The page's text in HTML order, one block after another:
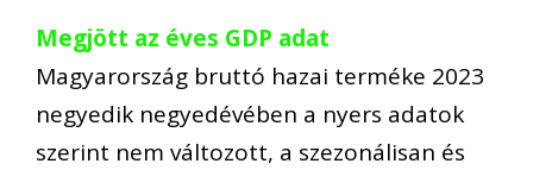
Megjött az éves GDP adat
Magyarország bruttó hazai terméke 2023
negyedik negyedévében a nyers adatok
szerint nem változott, a szezonálisan és